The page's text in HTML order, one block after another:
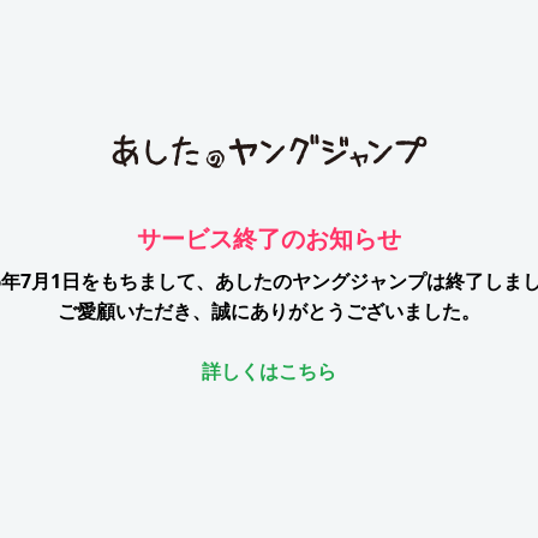
サービス終了のお知らせ
7月1日をもちまして、 あしたのヤングジャンプは終了しま
ご愛顧いただき、誠にありがとうございました。
詳しくはこちら